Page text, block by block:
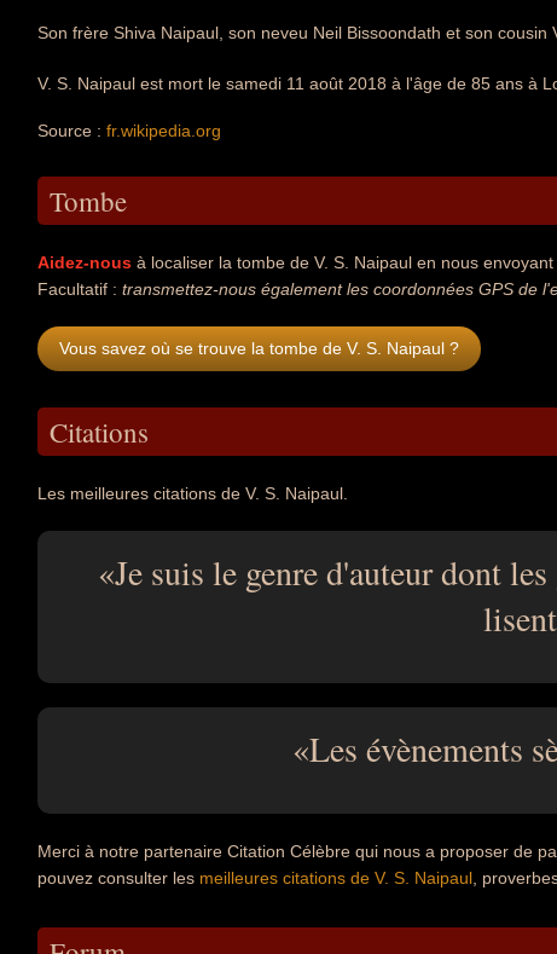
Son frère Shiva Naipaul, son neveu Neil Bissoondath et son cousin
V. S. Naipaul est mort le samedi 11 août 2018 à l'âge de 85 ans à
Source : fr.wikipedia.org
Tombe
Aidez-nous à localiser la tombe de V. S. Naipaul en nous
Facultatif : transmettez-nous également les coordonnées GPS de
Vous savez où se trouve la tombe de V. S. Naipaul ?
Citations
Les meilleures citations de V. S. Naipaul.
Je suis le genre d'auteur dont
Les évènements
Merci à notre partenaire Citation Célèbre qui nous a proposer de
pouvez consulter les meilleures citations de V. S. Naipaul ,